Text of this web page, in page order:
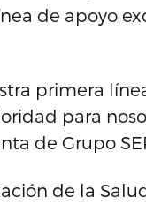
de apoyo
primera
para
de Grupo
de la